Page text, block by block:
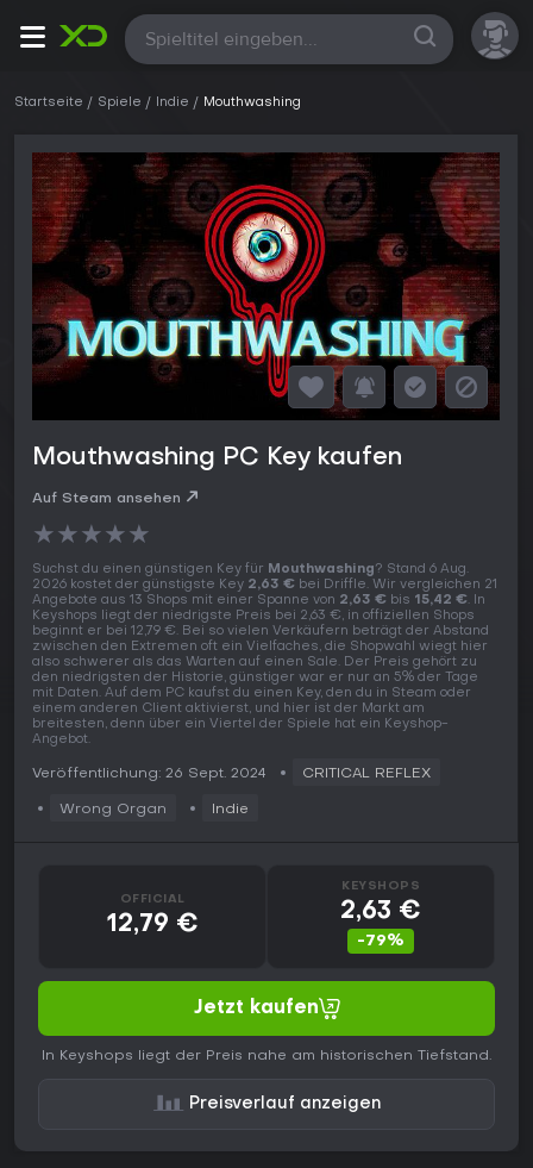
Alle
Startseite Spiele Indie Mouthwashing
Mouthwashing PC Key kaufen
Auf Steam ansehen
★★★★★
Suchst du einen günstigen Key für Mouthwashing? Stand 6 Aug.
2026 kostet der günstigste Key 2,63 € bei Driffle. Wir vergleichen 21
Angebote aus 13 Shops mit einer Spanne von 2,63 € bis 15,42 €. In
Keyshops liegt der niedrigste Preis bei 2,63 €, in offiziellen Shops
beginnt er bei 12,79 €. Bei so vielen Verkäufern beträgt der Abstand
zwischen den Extremen oft ein Vielfaches, die Shopwahl wiegt hier
also schwerer als das Warten auf einen Sale. Der Preis gehört zu
den niedrigsten der Historie, günstiger war er nur an 5% der Tage
mit Daten. Auf dem PC kaufst du einen Key, den du in Steam oder
einem anderen Client aktivierst, und hier ist der Markt am
breitesten, denn über ein Viertel der Spiele hat ein Keyshop-
Angebot.
Veröffentlichung: 26 Sept. 2024 CRITICAL REFLEX
Wrong Organ Indie
OFFICIAL
12,79 €
KEYSHOPS
2,63 €
-79%
Jetzt kaufen
In Keyshops liegt der Preis nahe am historischen Tiefstand.
Preisverlauf anzeigen